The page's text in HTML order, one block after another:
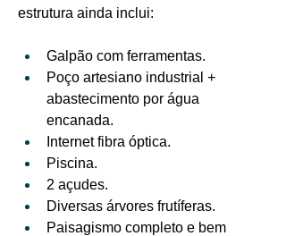
estrutura ainda inclui:
Galpão com ferramentas.
Poço artesiano industrial +
abastecimento por água
encanada.
Internet fibra óptica.
Piscina.
2 açudes.
Diversas árvores frutíferas.
Paisagismo completo e bem